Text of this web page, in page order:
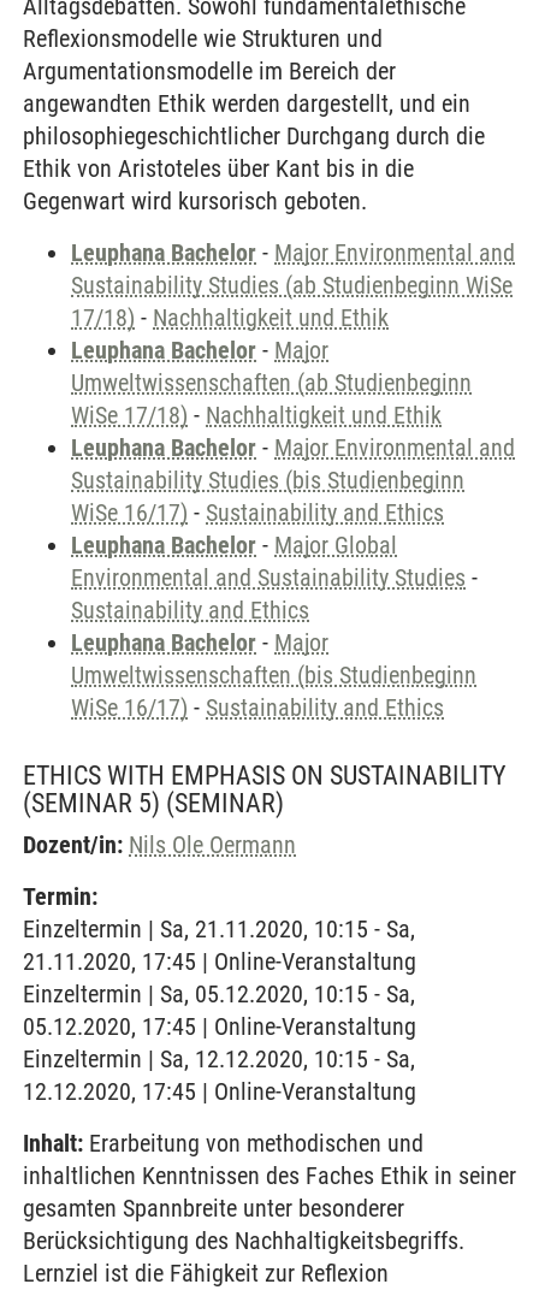
Alltagsdebatten. Sowohl fundamentalethische
Reflexionsmodelle wie Strukturen und
Argumentationsmodelle im Bereich der
angewandten Ethik werden dargestellt, und ein
philosophiegeschichtlicher Durchgang durch die
Ethik von Aristoteles über Kant bis in die
Gegenwart wird kursorisch geboten.
Leuphana Bachelor - Major Environmental and
Sustainability Studies (ab Studienbeginn WiSe
17/18) - Nachhaltigkeit und Ethik
Leuphana Bachelor - Major
Umweltwissenschaften (ab Studienbeginn
WiSe 17/18) - Nachhaltigkeit und Ethik
Leuphana Bachelor - Major Environmental and
Sustainability Studies (bis Studienbeginn
WiSe 16/17) - Sustainability and Ethics
Leuphana Bachelor - Major Global
Environmental and Sustainability Studies -
Sustainability and Ethics
Leuphana Bachelor - Major
Umweltwissenschaften (bis Studienbeginn
WiSe 16/17) - Sustainability and Ethics
ETHICS WITH EMPHASIS ON SUSTAINABILITY
(SEMINAR 5) (SEMINAR)
Dozent/in: Nils Ole Oermann
Termin:
Einzeltermin | Sa, 21.11.2020, 10:15 - Sa,
21.11.2020, 17:45 | Online-Veranstaltung
Einzeltermin | Sa, 05.12.2020, 10:15 - Sa,
05.12.2020, 17:45 | Online-Veranstaltung
Einzeltermin | Sa, 12.12.2020, 10:15 - Sa,
12.12.2020, 17:45 | Online-Veranstaltung
Inhalt: Erarbeitung von methodischen und
inhaltlichen Kenntnissen des Faches Ethik in seiner
gesamten Spannbreite unter besonderer
Berücksichtigung des Nachhaltigkeitsbegriffs.
Lernziel ist die Fähigkeit zur Reflexion